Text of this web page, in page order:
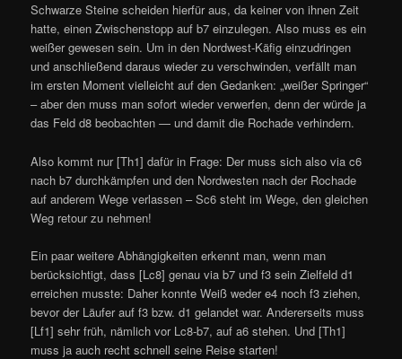
Schwarze Steine scheiden hierfür aus, da keiner von ihnen Zeit
hatte, einen Zwischenstopp auf b7 einzulegen. Also muss es ein
weißer gewesen sein. Um in den Nordwest-Käfig einzudringen
und anschließend daraus wieder zu verschwinden, verfällt man
im ersten Moment vielleicht auf den Gedanken: „weißer Springer“
– aber den muss man sofort wieder verwerfen, denn der würde ja
das Feld d8 beobachten — und damit die Rochade verhindern.
Also kommt nur [Th1] dafür in Frage: Der muss sich also via c6
nach b7 durchkämpfen und den Nordwesten nach der Rochade
auf anderem Wege verlassen – Sc6 steht im Wege, den gleichen
Weg retour zu nehmen!
Ein paar weitere Abhängigkeiten erkennt man, wenn man
berücksichtigt, dass [Lc8] genau via b7 und f3 sein Zielfeld d1
erreichen musste: Daher konnte Weiß weder e4 noch f3 ziehen,
bevor der Läufer auf f3 bzw. d1 gelandet war. Andererseits muss
[Lf1] sehr früh, nämlich vor Lc8-b7, auf a6 stehen. Und [Th1]
muss ja auch recht schnell seine Reise starten!